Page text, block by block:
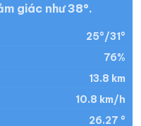
giác như 38°.
25°/31°
76%
13.8 km
10.8 km/h
26.27 °